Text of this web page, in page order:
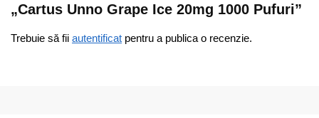
„Cartus Unno Grape Ice 20mg 1000 Pufuri”
Trebuie să fii autentificat pentru a publica o recenzie.